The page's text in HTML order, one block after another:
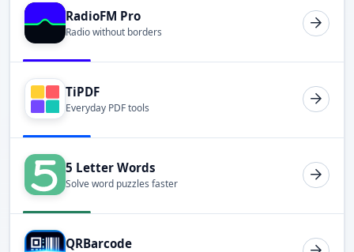
RadioFM Pro
Radio without borders
TiPDF
Everyday PDF tools
5 Letter Words
Solve word puzzles faster
QRBarcode